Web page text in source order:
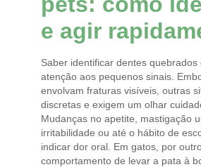
e agir
Saber identificar dentes quebrados
atenção aos pequenos sinais.
envolvam fraturas visíveis, outras
discretas e exigem um olhar
Mudanças no apetite, mastigação
irritabilidade ou até o hábito de
indicar dor oral. Em gatos, por
comportamento de levar a pata à